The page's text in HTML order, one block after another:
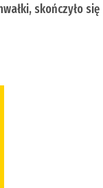
skończyło się